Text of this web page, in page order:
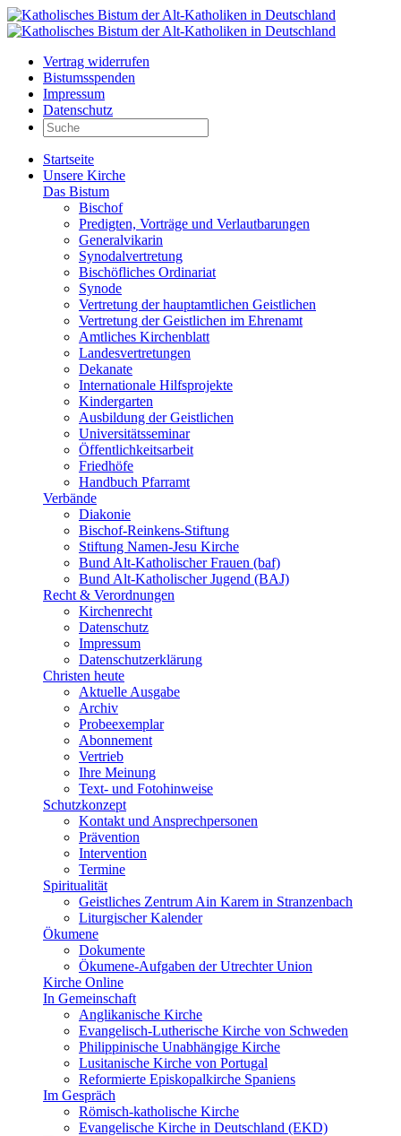
Vertrag widerrufen
Bistumsspenden
Impressum
Datenschutz
Startseite
Unsere Kirche
Das Bistum
Bischof
Predigten, Vorträge und Verlautbarungen
Generalvikarin
Synodalvertretung
Bischöfliches Ordinariat
Synode
Vertretung der hauptamtlichen Geistlichen
Vertretung der Geistlichen im Ehrenamt
Amtliches Kirchenblatt
Landesvertretungen
Dekanate
Internationale Hilfsprojekte
Kindergarten
Ausbildung der Geistlichen
Universitätsseminar
Öffentlichkeitsarbeit
Friedhöfe
Handbuch Pfarramt
Verbände
Diakonie
Bischof-Reinkens-Stiftung
Stiftung Namen-Jesu Kirche
Bund Alt-Katholischer Frauen (baf)
Bund Alt-Katholischer Jugend (BAJ)
Recht & Verordnungen
Kirchenrecht
Datenschutz
Impressum
Datenschutzerklärung
Christen heute
Aktuelle Ausgabe
Archiv
Probeexemplar
Abonnement
Vertrieb
Ihre Meinung
Text- und Fotohinweise
Schutzkonzept
Kontakt und Ansprechpersonen
Prävention
Intervention
Termine
Spiritualität
Geistliches Zentrum Ain Karem in Stranzenbach
Liturgischer Kalender
Ökumene
Dokumente
Ökumene-Aufgaben der Utrechter Union
Kirche Online
In Gemeinschaft
Anglikanische Kirche
Evangelisch-Lutherische Kirche von Schweden
Philippinische Unabhängige Kirche
Lusitanische Kirche von Portugal
Reformierte Episkopalkirche Spaniens
Im Gespräch
Römisch-katholische Kirche
Evangelische Kirche in Deutschland (EKD)